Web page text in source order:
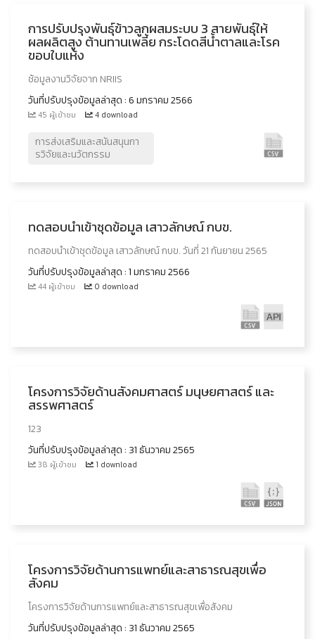
การปรับปรุงพันธุ์ข้าวลูกผสมระบบ 3 สายพันธุ์ให้
ผลผลิตสูง ต้านทานเพลี้ย กระโดดสีน้ำตาลและโรค
ขอบใบแห้ง
ช้อมูลงานวิจัยจาก NRIIS
วันที่ปรับปรุงข้อมูลล่าสุด : 6 มกราคม 2566
45 ผู้เข้าชม 4 download
การส่งเสริมและสนันสนุนกา
รวิจัยและนวัตกรรม
ทดสอบนำเข้าชุดข้อมูล เสาวลักษณ์ กบข.
ทดสอบนำเข้าชุดข้อมูล เสาวลักษณ์ กบข. วันที่ 21 กันยายน 2565
วันที่ปรับปรุงข้อมูลล่าสุด : 1 มกราคม 2566
44 ผู้เข้าชม 0 download
โครงการวิจัยด้านสังคมศาสตร์ มนุษยศาสตร์ และ
สรรพศาสตร์
123
วันที่ปรับปรุงข้อมูลล่าสุด : 31 ธันวาคม 2565
38 ผู้เข้าชม 1 download
โครงการวิจัยด้านการแพทย์และสาธารณสุขเพื่อ
สังคม
โครงการวิจัยด้านการแพทย์และสาธารณสุขเพื่อสังคม
วันที่ปรับปรุงข้อมูลล่าสุด : 31 ธันวาคม 2565